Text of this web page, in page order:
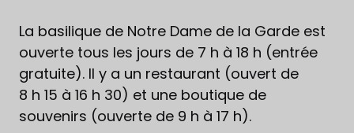
La basilique de Notre Dame de la Garde est
ouverte tous les jours de 7 h à 18 h (entrée
gratuite). Il y a un restaurant (ouvert de
8 h 15 à 16 h 30) et une boutique de
souvenirs (ouverte de 9 h à 17 h).